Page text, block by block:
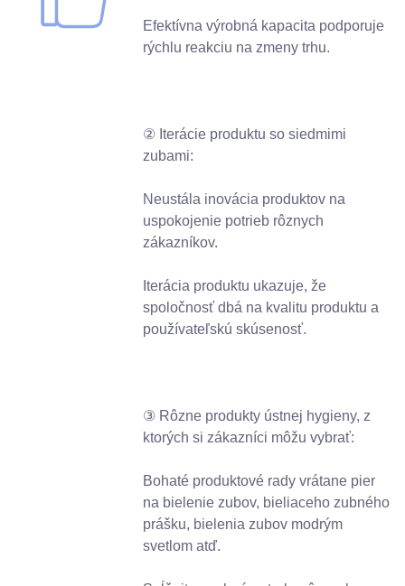
Efektívna výrobná kapacita podporuje
rýchlu reakciu na zmeny trhu.
② Iterácie produktu so siedmimi
zubami:
Neustála inovácia produktov na
uspokojenie potrieb rôznych
zákazníkov.
Iterácia produktu ukazuje, že
spoločnosť dbá na kvalitu produktu a
používateľskú skúsenosť.
③ Rôzne produkty ústnej hygieny, z
ktorých si zákazníci môžu vybrať:
Bohaté produktové rady vrátane pier
na bielenie zubov, bieliaceho zubného
prášku, bielenia zubov modrým
svetlom atď.